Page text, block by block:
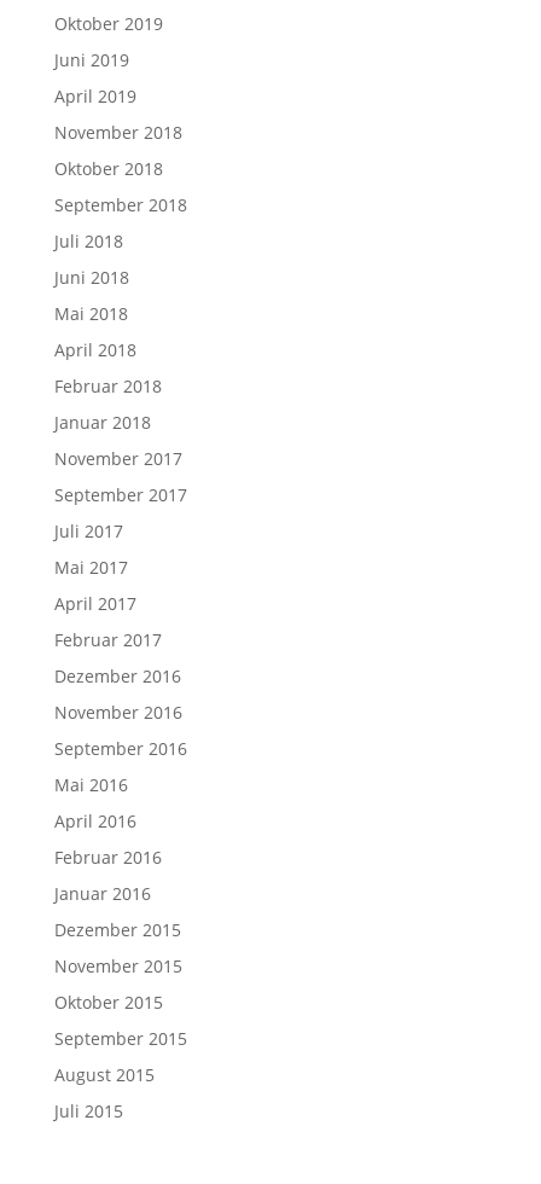
Oktober 2019
Juni 2019
April 2019
November 2018
Oktober 2018
September 2018
Juli 2018
Juni 2018
Mai 2018
April 2018
Februar 2018
Januar 2018
November 2017
September 2017
Juli 2017
Mai 2017
April 2017
Februar 2017
Dezember 2016
November 2016
September 2016
Mai 2016
April 2016
Februar 2016
Januar 2016
Dezember 2015
November 2015
Oktober 2015
September 2015
August 2015
Juli 2015